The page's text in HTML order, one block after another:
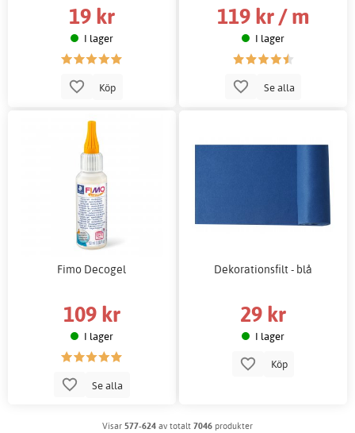
19 kr
I lager
Köp
119 kr / m
I lager
Se alla
Fimo Decogel
109 kr
I lager
Se alla
Dekorationsfilt - blå
29 kr
I lager
Köp
Visar 577-624 av totalt 7046 produkter